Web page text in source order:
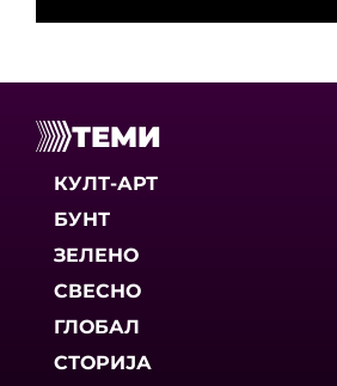
ТЕМИ
КУЛТ-АРТ
БУНТ
ЗЕЛЕНО
СВЕСНО
ГЛОБАЛ
СТОРИЈА